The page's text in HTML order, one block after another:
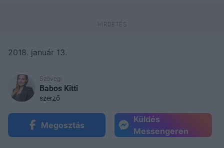
2018. január 13.
Szöveg:
Babos Kitti
szerző
Megosztás
Küldés
Messengeren